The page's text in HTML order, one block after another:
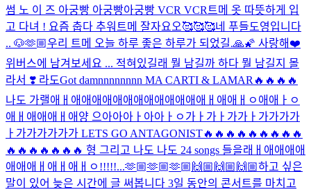
썸 노 이 즈 아궁빵 아궁빵아궁빵 VCR VCR 트메 옷 따뜻하게 입
고 다녀 ! 요즘 춥다 추워 트메 잘자요오🥰🥰🥰네 푸들도영입니다
.. 🐶🫶🏼우리 트메 오늘 하루 좋은 하루가 되었길.🙏🌠 사랑해❤️
위버스에 남겨보세요 ... 적혀있길래 뭘 남길까 하다 뭘 남길지 몰
라서 ❣️ 라도Got damnnnnnnnn MA CARTI & LAMAR🔥🔥🔥🔥
나도 가랠애ㅐ애애애애애애애애애애애애애ㅐ애애ㅐㅇ애애ㅏㅇ
애ㅐ애애애ㅐ애양 으아아아ㅏ아아ㅏㅇ가ㅏ가ㅏ가가ㅏ가가가가
ㅏ가가가가가가 LETS GO ANTAGONIST🔥🔥🔥🔥🔥🔥🔥🔥🔥
🔥🔥🔥🔥🔥🔥🔥 형 그리고 나도 나도 24 songs 들을래ㅐ애애애애
애애애ㅐ애ㅐ애ㅐㅇ!!!!!...🫶🏼🫶🏼🫶🏼🙌🏼🙌🏼🙌🏼하고 싶은
말이 있어 늦은 시간에 글 써봅니다 3일 동안의 콘서트를 마치고